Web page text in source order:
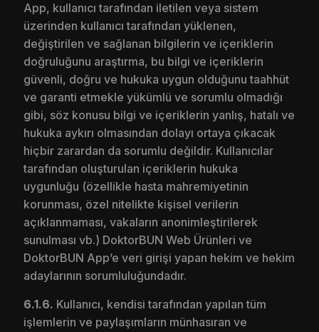
App, kullanıcı tarafından iletilen veya sistem
üzerinden kullanıcı tarafından yüklenen,
değiştirilen ve sağlanan bilgilerin ve içeriklerin
doğruluğunu araştırma, bu bilgi ve içeriklerin
güvenli, doğru ve hukuka uygun olduğunu taahhüt
ve garanti etmekle yükümlü ve sorumlu olmadığı
gibi, söz konusu bilgi ve içeriklerin yanlış, hatalı ve
hukuka aykırı olmasından dolayı ortaya çıkacak
hiçbir zarardan da sorumlu değildir. Kullanıcılar
tarafından oluşturulan içeriklerin hukuka
uygunluğu (özellikle hasta mahremiyetinin
korunması, özel nitelikte kişisel verilerin
açıklanmaması, vakaların anonimleştirilerek
sunulması vb.) DoktorBUN Web Ürünleri ve
DoktorBUN App’e veri girişi yapan hekim ve hekim
adaylarının sorumluluğundadır.
6.1.6. Kullanıcı, kendisi tarafından yapılan tüm
işlemlerin ve paylaşımların münhasıran ve